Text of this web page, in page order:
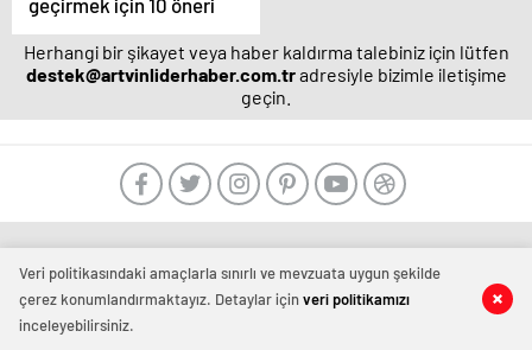
geçirmek için 10 öneri
Herhangi bir şikayet veya haber kaldırma talebiniz için lütfen
destek@artvinliderhaber.com.tradresiyle bizimle iletişime
geçin.
Veri politikasındaki amaçlarla sınırlı ve mevzuata uygun şekilde
çerez konumlandırmaktayız. Detaylar içinveri politikamızı
inceleyebilirsiniz.
escort
film
izle